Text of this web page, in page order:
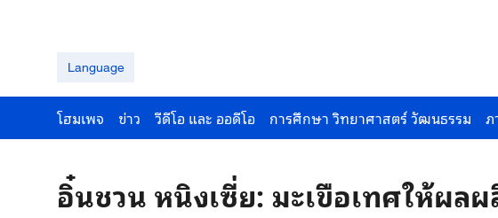
Language
โฮมเพจ ข่าว วีดีโอ และ ออดีโอ การศึกษา วิทยาศาสตร์ วัฒนธรรม
อิ๋นชวน หนิงเซี่ย: มะเขือเทศให้ผ